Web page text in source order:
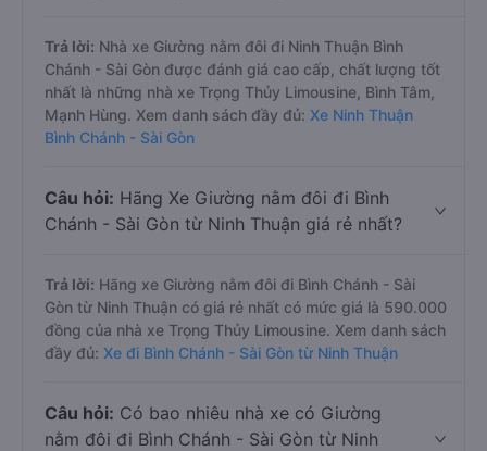
Trả lời: Nhà xe Giường nằm đôi đi Ninh Thuận Bình
Chánh - Sài Gòn được đánh giá cao cấp, chất lượng tốt
nhất là những nhà xe Trọng Thủy Limousine, Bình Tâm,
Mạnh Hùng. Xem danh sách đầy đủ: Xe Ninh Thuận
Bình Chánh - Sài Gòn
Câu hỏi: Hãng Xe Giường nằm đôi đi Bình
Chánh - Sài Gòn từ Ninh Thuận giá rẻ nhất?
Trả lời: Hãng xe Giường nằm đôi đi Bình Chánh - Sài
Gòn từ Ninh Thuận có giá rẻ nhất có mức giá là 590.000
đồng của nhà xe Trọng Thủy Limousine. Xem danh sách
đầy đủ: Xe đi Bình Chánh - Sài Gòn từ Ninh Thuận
Câu hỏi: Có bao nhiêu nhà xe có Giường
nằm đôi đi Bình Chánh - Sài Gòn từ Ninh